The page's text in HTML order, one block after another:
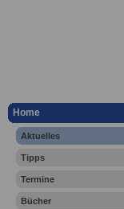
Home
Aktuelles
Tipps
Termine
Bücher